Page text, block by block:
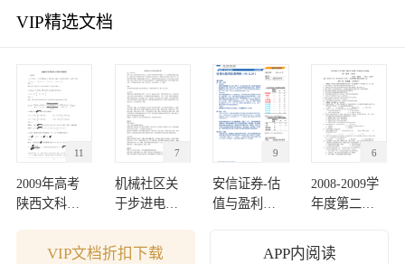
VIP精选文档
11
2009年高考
陕西文科数
7
机械社区关
于步进电机
9
安信证券-估
值与盈利监
6
2008-2009学
年度第二学
试卷
VIP文档折扣下载 APP内阅读